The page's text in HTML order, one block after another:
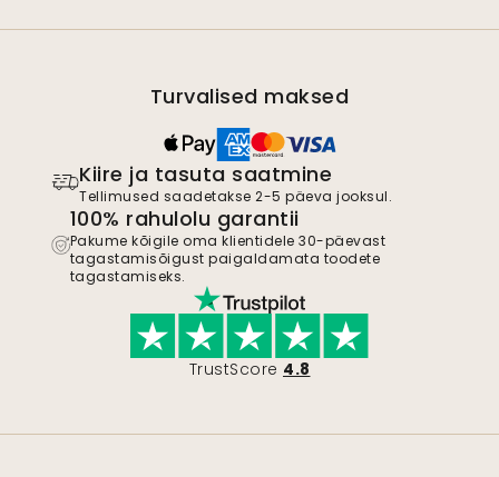
Turvalised maksed
Kiire ja tasuta saatmine
Tellimused saadetakse 2-5 päeva jooksul.
100% rahulolu garantii
Pakume kõigile oma klientidele 30-päevast
tagastamisõigust paigaldamata toodete
tagastamiseks.
TrustScore 4.8